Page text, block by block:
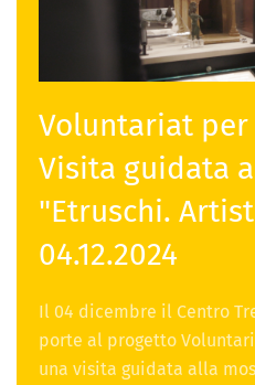
Voluntariat
Visita guidata
"Etruschi.
04.12.2024
Il 04 dicembre il Centro
porte al progetto
una visita guidata alla